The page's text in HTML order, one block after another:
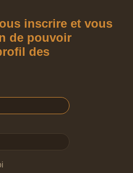
inscrire et vous
de pouvoir
des